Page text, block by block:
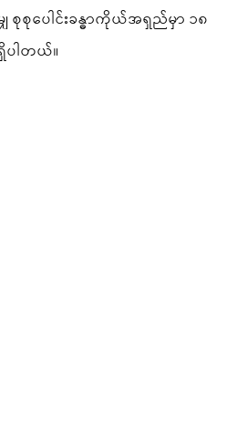
မျှ စုစုပေါင်းခန္ဓာကိုယ်အရှည်မှာ ၁၈
ပါတယ်။